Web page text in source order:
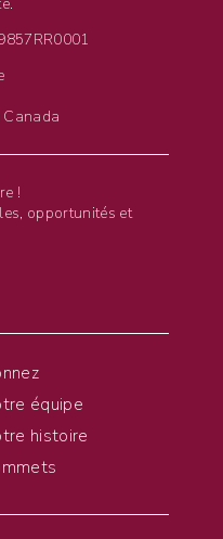
!
opportunités et
équipe
histoire